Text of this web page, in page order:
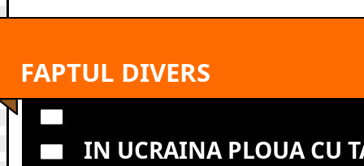
FAPTUL DIVERS
IN UCRAINA PLOUA CU